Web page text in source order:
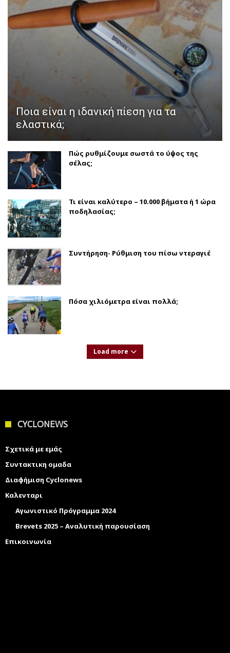
Ποια είναι η ιδανική πίεση για τα
ελαστικά;
Πώς ρυθμίζουμε σωστά το ύψος της
σέλας;
Τι είναι καλύτερο – 10.000 βήματα ή 1 ώρα
ποδηλασίας;
Συντήρηση- Ρύθμιση του πίσω ντεραγιέ
Πόσα χιλιόμετρα είναι πολλά;
Load more
CYCLONEWS
Σχετικά με εμάς
Συντακτικη ομαδα
Διαφήμιση Cyclonews
Καλενταρι
Αγωνιστικό Πρόγραμμα 2024
Brevets 2025 – Αναλυτική παρουσίαση
Επικοινωνία